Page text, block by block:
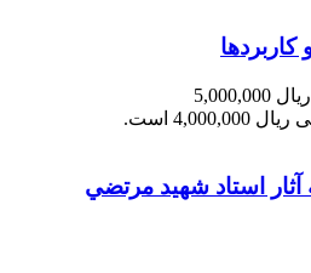
قیمت اصلی ریال 5,000,000
است.
استاد شهيد مرتضي